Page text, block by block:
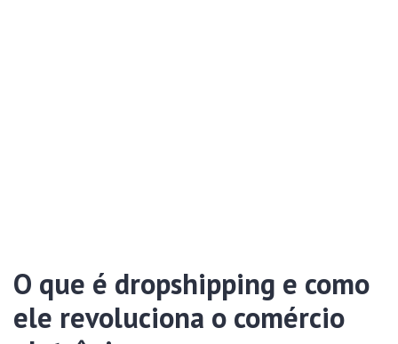
O que é dropshipping e como
ele revoluciona o comércio